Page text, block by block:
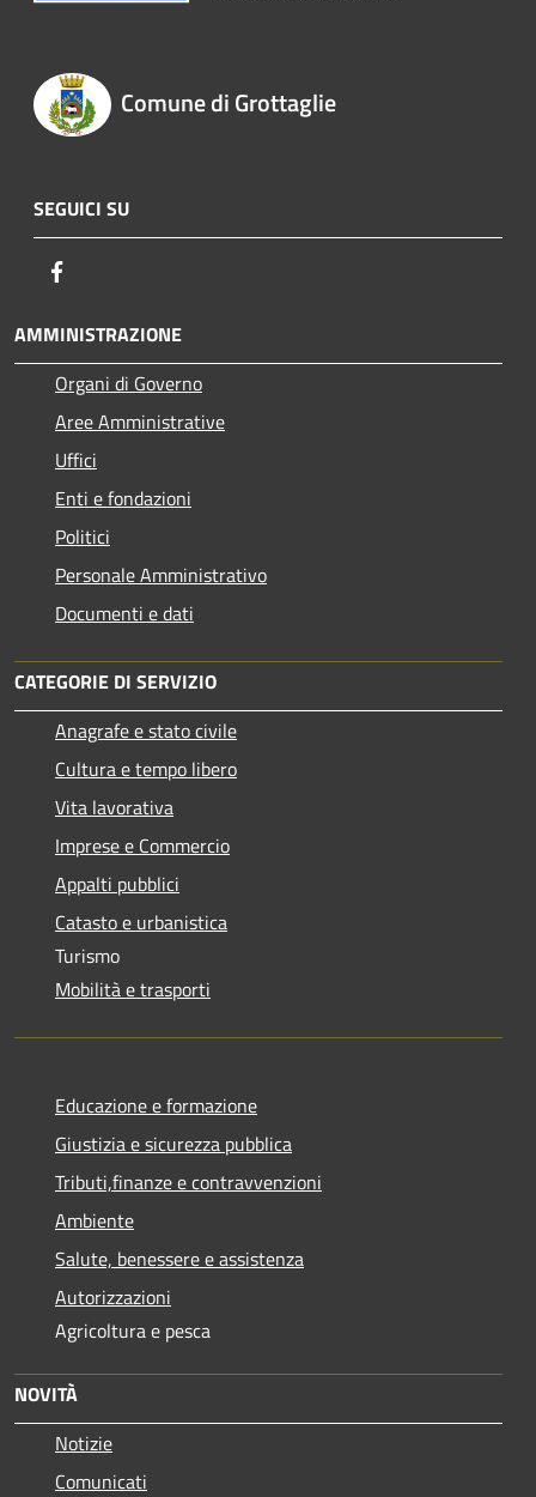
Comune di Grottaglie
SEGUICI SU
AMMINISTRAZIONE
Organi di Governo
Aree Amministrative
Uffici
Enti e fondazioni
Politici
Personale Amministrativo
Documenti e dati
CATEGORIE DI SERVIZIO
Anagrafe e stato civile
Cultura e tempo libero
Vita lavorativa
Imprese e Commercio
Appalti pubblici
Catasto e urbanistica
Turismo
Mobilità e trasporti
Educazione e formazione
Giustizia e sicurezza pubblica
Tributi,finanze e contravvenzioni
Ambiente
Salute, benessere e assistenza
Autorizzazioni
Agricoltura e pesca
NOVITÀ
Notizie
Comunicati